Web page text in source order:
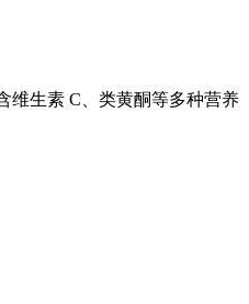
维生素 C、类黄酮等多种营养